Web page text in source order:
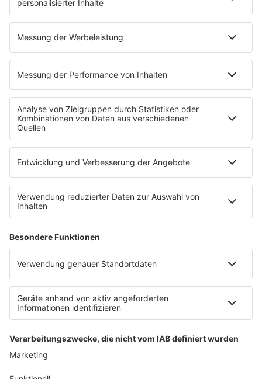
Das ist der Kitchen Club by Nelson Müller
Anzeige
Bei euch läuft das Radio in der Küche, bei uns die
Küche im Radio. Starkoch Nelson Müller lädt uns
er uns täglich mit raffinierten Rezepten zum
Nachkochen oder Nachkochen lassen. Nelson nimmt
uns mit in seine Küche und weiht uns in die
Geheimnisse eines bekannten Profikochs ein. Der
Gourmets und Gourmüsen. Für alle von euch, die
wissen, dass Kardamom ein Gewürz ist und kein
kann. Serviert in eurem Lieblingsradio. Bon Appetit -
schmeckt!"
Nelson Müller live erleben? Hier gibt es
Terminen.